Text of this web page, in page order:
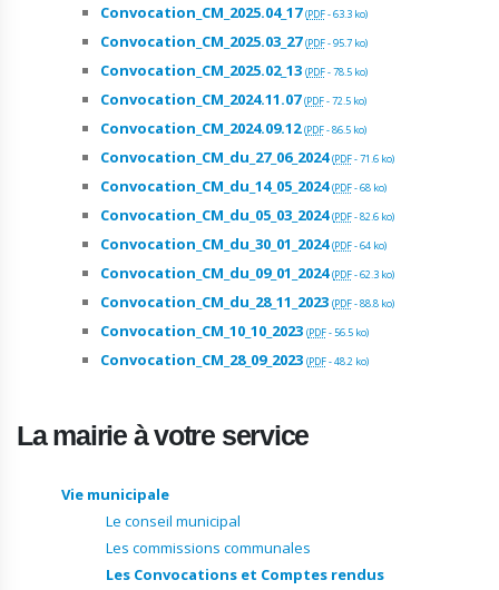
Convocation_CM_2025.04_17 (PDF-63.3 ko)
Convocation_CM_2025.03_27 (PDF-95.7 ko)
Convocation_CM_2025.02_13 (PDF-78.5 ko)
Convocation_CM_2024.11.07 (PDF-72.5 ko)
Convocation_CM_2024.09.12 (PDF-86.5 ko)
Convocation_CM_du_27_06_2024 (PDF-71.6 ko)
Convocation_CM_du_14_05_2024 (PDF-68 ko)
Convocation_CM_du_05_03_2024 (PDF-82.6 ko)
Convocation_CM_du_30_01_2024 (PDF-64 ko)
Convocation_CM_du_09_01_2024 (PDF-62.3 ko)
Convocation_CM_du_28_11_2023 (PDF-88.8 ko)
Convocation_CM_10_10_2023 (PDF- 56.5 ko)
Convocation_CM_28_09_2023 (PDF-48.2 ko)
La mairie à votre service
Vie municipale
Le conseil municipal
Les commissions communales
Les Convocations et Comptes rendus